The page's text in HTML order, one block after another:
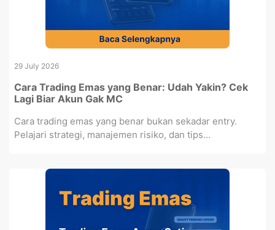
29 July 2026
Cara Trading Emas yang Benar: Udah Yakin? Cek
Lagi Biar Akun Gak MC
Cara trading emas yang benar bukan sekadar entry.
Pelajari strategi, manajemen risiko, dan tips...